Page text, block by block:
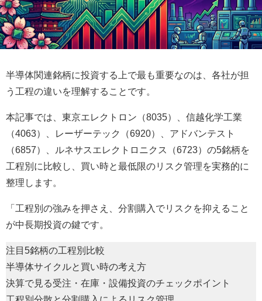
半導体関連銘柄に投資する上で最も重要なのは、各社が担
う工程の違いを理解することです。
本記事では、東京エレクトロン（8035）、信越化学工業
（4063）、レーザーテック（6920）、アドバンテスト
（6857）、ルネサスエレクトロニクス（6723）の5銘柄を
工程別に比較し、買い時と最低限のリスク管理を実務的に
整理します。
「工程別の強みを押さえ、分割購入でリスクを抑えること
が中長期投資の鍵です。
注目5銘柄の工程別比較
半導体サイクルと買い時の考え方
決算で見る受注・在庫・設備投資のチェックポイント
工程別分散と分割購入によるリスク管理